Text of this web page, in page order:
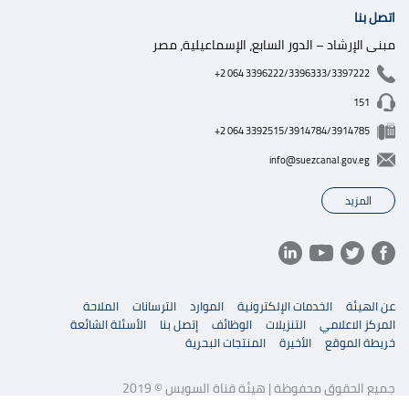
اتصل بنا
مبنى الإرشاد – الدور السابع، الإسماعيلية، مصر
+2 064 3396222/3396333/3397222
151
+2 064 3392515/3914784/3914785
info@suezcanal.gov.eg
المزيد
عن الهيئة الخدمات الإلكترونية الموارد الترسانات
الملاحة
المركز الاعلامي
التنزيلات الوظائف إتصل بنا
الأسئلة الشائعة
خريطة الموقع
الأخيرة المنتجات البحرية
جميع الحقوق محفوظة | هيئة قناة السويس © 2019